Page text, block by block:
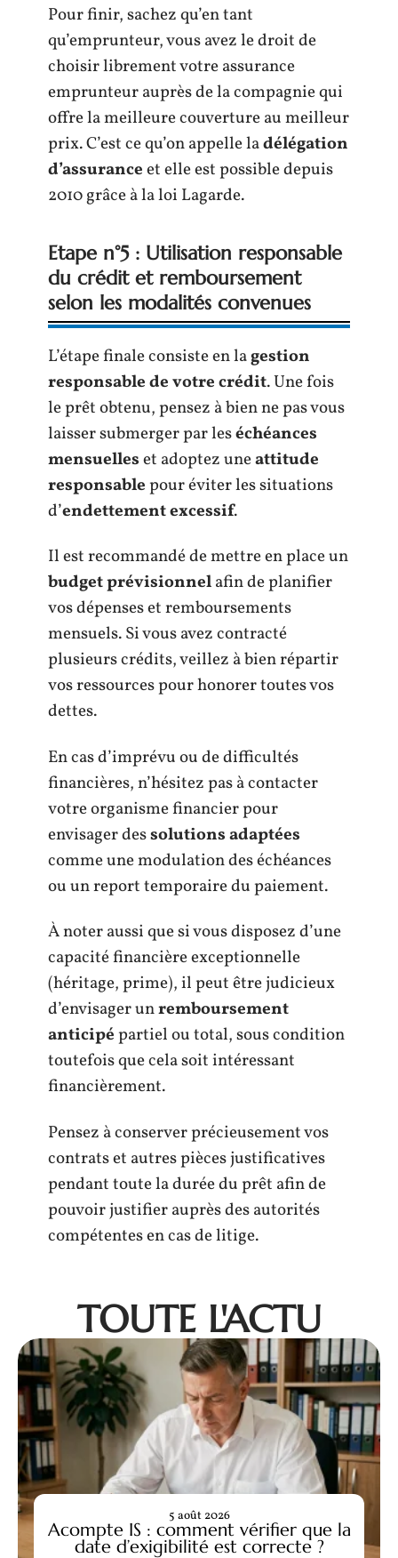
Pour finir, sachez qu’en tant
qu’emprunteur, vous avez le droit de
choisir librement votre assurance
emprunteur auprès de la compagnie qui
offre la meilleure couverture au meilleur
prix. C’est ce qu’on appelle ladélégation
d’assuranceet elle est possible depuis
2010 grâce à la loi Lagarde.
Etape n°5 : Utilisation responsable
du crédit et remboursement
selon les modalités convenues
L’étape finale consiste en lagestion
responsable de votre crédit. Une fois
le prêt obtenu, pensez à bien ne pas vous
laisser submerger par leséchéances
mensuelleset adoptez uneattitude
responsablepour éviter les situations
d’endettement excessif.
Il est recommandé de mettre en place un
budget prévisionnelafin de planifier
vos dépenses et remboursements
mensuels. Si vous avez contracté
plusieurs crédits, veillez à bien répartir
vos ressources pour honorer toutes vos
dettes.
En cas d’imprévu ou de difficultés
financières, n’hésitez pas à contacter
votre organisme financier pour
envisager dessolutions adaptées
comme une modulation des échéances
ou un report temporaire du paiement.
À noter aussi que si vous disposez d’une
capacité financière exceptionnelle
(héritage, prime), il peut être judicieux
d’envisager unremboursement
anticipépartiel ou total, sous condition
toutefois que cela soit intéressant
financièrement.
Pensez à conserver précieusement vos
contrats et autres pièces justificatives
pendant toute la durée du prêt afin de
pouvoir justifier auprès des autorités
compétentes en cas de litige.
TOUTE L'ACTU
Acompte IS : comment vérifier que la
date d’exigibilité est correcte ?
5 août 2026